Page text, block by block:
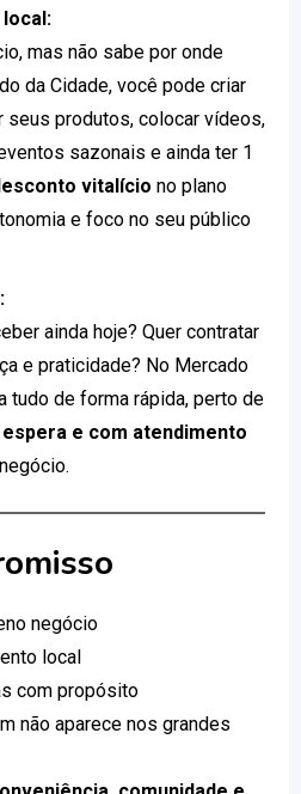
mas não sabe por onde
da Cidade, você pode criar
seus produtos, colocar vídeos,
sazonais e ainda ter 1
vitalício no plano
e foco no seu público
ainda hoje? Quer contratar
e praticidade? No Mercado
tudo de forma rápida, perto de
e com atendimento
negócio
local
com propósito
não aparece nos grandes